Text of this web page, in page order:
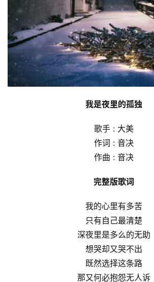
我是夜里的孤独
歌手 : 大美
作词 : 音决
作曲 : 音决
完整版歌词
我的心里有多苦
只有自己最清楚
深夜里是多么的无助
想哭却又哭不出
既然选择这条路
那又何必抱怨无人诉